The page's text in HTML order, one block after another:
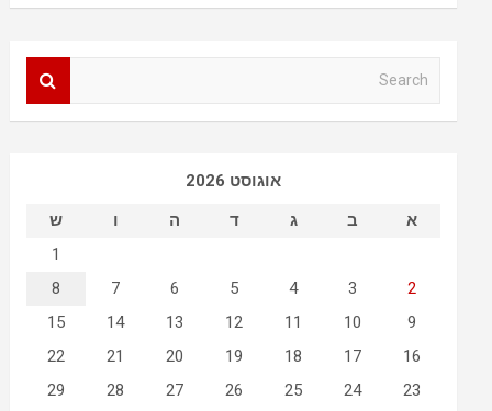
אוגוסט 2026
א
ב ג ד ה ו ש
1
2
3
4
5
6
7
8
9
10
11
12
13
14
15
16
17
18
19
20
21
22
23
24
25
26
27
28
29